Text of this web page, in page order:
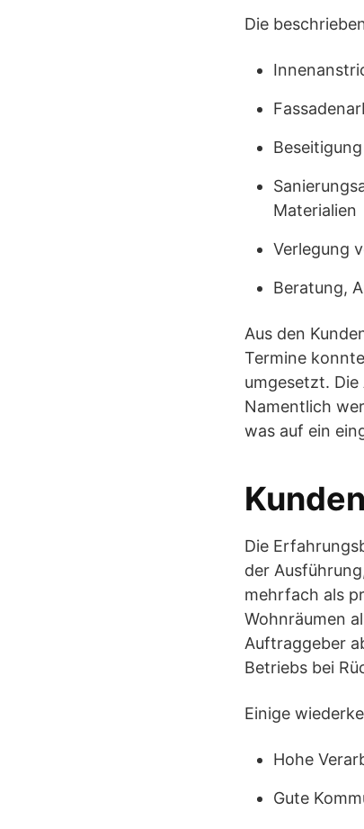
Die
Materialien
Verlegung
Beratung,
Aus den
Termine
umgesetzt.
Namentlich
was auf ein
Die
der
mehrfach als
Wohnräumen
Auftraggeber
Betriebs bei
Einige
Hohe
Gute